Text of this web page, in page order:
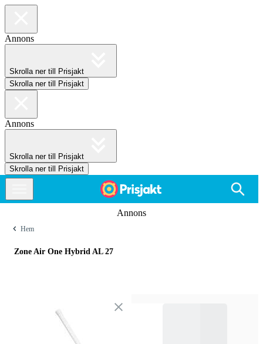
Annons
Skrolla ner till Prisjakt
Skrolla ner till Prisjakt
Annons
Skrolla ner till Prisjakt
Skrolla ner till Prisjakt
Annons
Hem
Zone Air One Hybrid AL 27